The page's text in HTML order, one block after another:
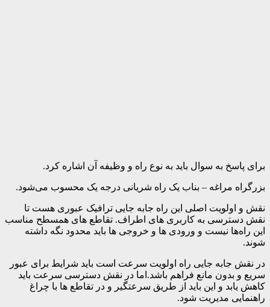
برای پاسخ به سوال باید به نوع راه و وظیفه آن اشاره کرد.
بزرگراه مراغه – بناب یک راه شریانی درجه یک محسوب می‌شود.
نقش و اولویت اصلی این راه جابه جایی ترافیک عبوری هست تا
نقش دسترسی به کاربری های اطراف. تقاطع های همسطح مناسب
این راه‌ها نیست و ورودی ها و خروجی ها باید محدود نگه داشته
شوند.
در نقش جابه جایی راه اولویت سرعت است باید شرایط برای عبور
سریع و بدون مانع فراهم باشد.اما در نقش دسترسی سرعت باید
کاهش یابد و این باید از طریق سرعتگیر و در تقاطع ها با چراغ
راهنمایی مدیریت شود.